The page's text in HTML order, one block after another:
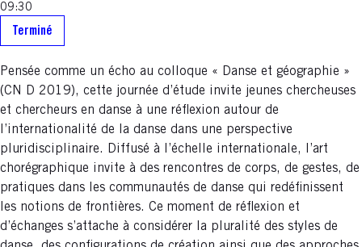
09:30
Terminé
Pensée comme un écho au colloque « Danse et géographie »
(CN D 2019), cette journée d’étude invite jeunes chercheuses
et chercheurs en danse à une réflexion autour de
l’internationalité de la danse dans une perspective
pluridisciplinaire. Diffusé à l’échelle internationale, l’art
chorégraphique invite à des rencontres de corps, de gestes, de
pratiques dans les communautés de danse qui redéfinissent
les notions de frontières. Ce moment de réflexion et
d’échanges s’attache à considérer la pluralité des styles de